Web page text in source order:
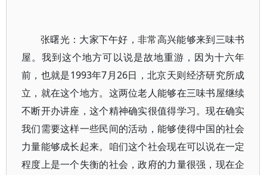
张曙光：大家下午好，非常高兴能够来到三味书
屋。我到这个地方可以说是故地重游，因为十六年
前，也就是1993年7月26日，北京天则经济研究所成
立，就在这个地方。这两位老人能够在三味书屋继续
不断开办讲座，这个精神确实很值得学习。现在确实
我们需要这样一些民间的活动，能够使得中国的社会
力量能够成长起来。咱们这个社会现在可以说在一定
程度上是一个失衡的社会，政府的力量很强，现在企